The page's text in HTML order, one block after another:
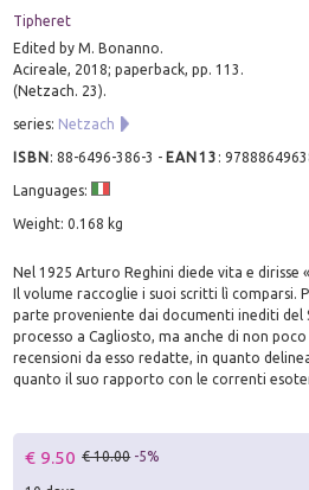
Tipheret
Edited by M. Bonanno.
Acireale, 2018; paperback, pp. 113.
(Netzach. 23).
series: Netzach
ISBN:88-6496-386-3 - EAN13 :
Languages:
Weight: 0.168 kg
Nel 1925 Arturo Reghini diede vita e dirisse
Il volume raccoglie i suoi scritti lì comparsi.
parte proveniente dai documenti inediti
processo a Cagliosto, ma anche di non
recensioni da esso redatte, in quanto
quanto il suo rapporto con le correnti
€ 9.50 € 10.00 -5%